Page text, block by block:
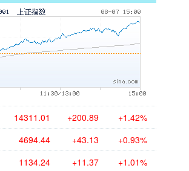
14311.01 +200.89 +1.42%
4694.44 +43.13 +0.93%
1134.24 +11.37 +1.01%